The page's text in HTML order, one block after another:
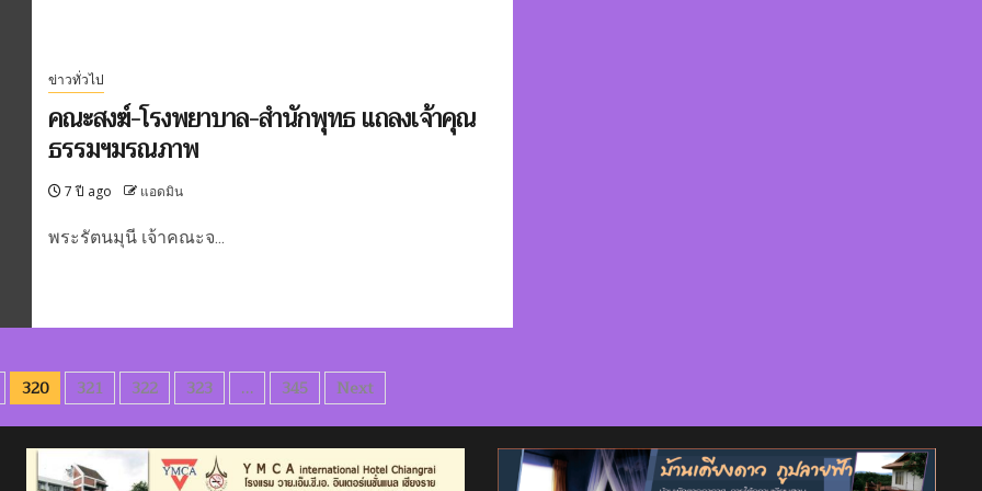
ข่าวทั่วไป
คณะสงฆ์-โรงพยาบาล-สำนักพุทธ แถลงเจ้าคุณ
ธรรมฯมรณภาพ
7 ปี ago แอดมิน
พระรัตนมุนี เจ้าคณะจ...
320 321 322 323 … 345 Next